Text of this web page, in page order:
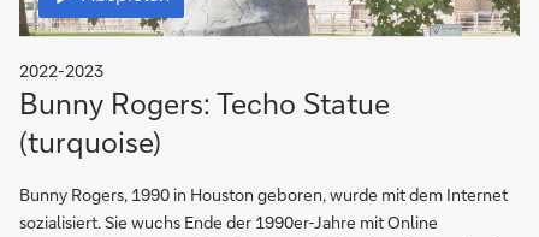
2022-2023
Bunny Rogers: Techo Statue
(turquoise)
Bunny Rogers, 1990 in Houston geboren, wurde mit dem Internet
sozialisiert. Sie wuchs Ende der 1990er-Jahre mit Online